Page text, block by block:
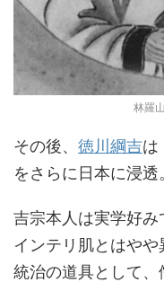
林羅
その後、 徳川綱吉は
をさらに日本に浸透
吉宗本人は実学好
インテリ肌とはやや
統治の道具として、